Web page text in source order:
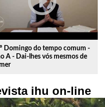
Domingo do tempo comum -
A - Dai-lhes vós mesmos de
ihu on-line